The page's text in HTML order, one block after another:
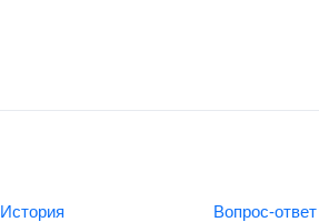
История Вопрос-ответ